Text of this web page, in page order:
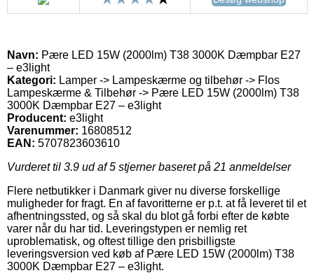
Navn: Pære LED 15W (2000lm) T38 3000K Dæmpbar E27
– e3light
Kategori: Lamper -> Lampeskærme og tilbehør -> Flos
Lampeskærme & Tilbehør -> Pære LED 15W (2000lm) T38
3000K Dæmpbar E27 – e3light
Producent: e3light
Varenummer: 16808512
EAN: 5707823603610
Vurderet til 3.9 ud af 5 stjerner baseret på 21 anmeldelser
Flere netbutikker i Danmark giver nu diverse forskellige
muligheder for fragt. En af favoritterne er p.t. at få leveret til et
afhentningssted, og så skal du blot gå forbi efter de købte
varer når du har tid. Leveringstypen er nemlig ret
uproblematisk, og oftest tillige den prisbilligste
leveringsversion ved køb af Pære LED 15W (2000lm) T38
3000K Dæmpbar E27 – e3light.